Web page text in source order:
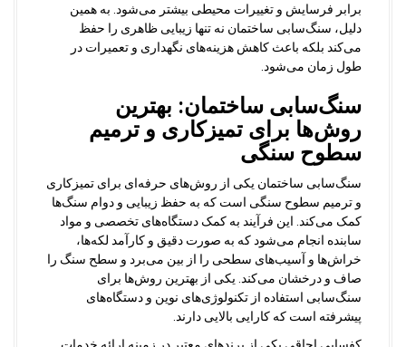
برابر فرسایش و تغییرات محیطی بیشتر می‌شود. به همین
دلیل، سنگ‌سابی ساختمان نه تنها زیبایی ظاهری را حفظ
می‌کند بلکه باعث کاهش هزینه‌های نگهداری و تعمیرات در
طول زمان می‌شود.
سنگ‌سابی ساختمان: بهترین
روش‌ها برای تمیزکاری و ترمیم
سطوح سنگی
سنگ‌سابی ساختمان یکی از روش‌های حرفه‌ای برای تمیزکاری
و ترمیم سطوح سنگی است که به حفظ زیبایی و دوام سنگ‌ها
کمک می‌کند. این فرآیند به کمک دستگاه‌های تخصصی و مواد
سابنده انجام می‌شود که به صورت دقیق و کارآمد لکه‌ها،
خراش‌ها و آسیب‌های سطحی را از بین می‌برد و سطح سنگ را
صاف و درخشان می‌کند. یکی از بهترین روش‌ها برای
سنگ‌سابی استفاده از تکنولوژی‌های نوین و دستگاه‌های
پیشرفته است که کارایی بالایی دارند.